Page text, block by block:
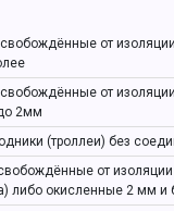
от
от
2мм
(троллеи) без
от
либо окисленные 2 мм и